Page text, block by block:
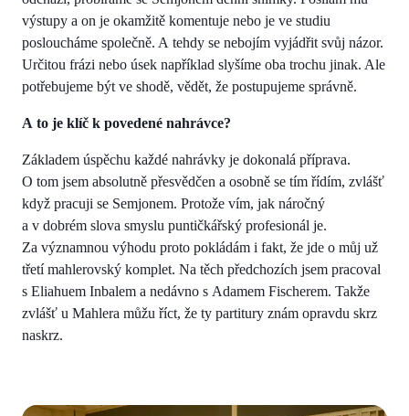
výstupy a on je okamžitě komentuje nebo je ve studiu
posloucháme společně. A tehdy se nebojím vyjádřit svůj názor.
Určitou frázi nebo úsek například slyšíme oba trochu jinak. Ale
potřebujeme být ve shodě, vědět, že postupujeme správně.
A to je klíč k povedené nahrávce?
Základem úspěchu každé nahrávky je dokonalá příprava.
O tom jsem absolutně přesvědčen a osobně se tím řídím, zvlášť
když pracuji se Semjonem. Protože vím, jak náročný
a v dobrém slova smyslu puntičkářský profesionál je.
Za významnou výhodu proto pokládám i fakt, že jde o můj už
třetí mahlerovský komplet. Na těch předchozích jsem pracoval
s Eliahuem Inbalem a nedávno s Adamem Fischerem. Takže
zvlášť u Mahlera můžu říct, že ty partitury znám opravdu skrz
naskrz.